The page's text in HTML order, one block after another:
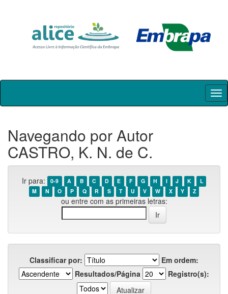
Skip
Navegando por Autor
CASTRO, K. N. de C.
Ir para: 0-9 A B C D E F G H I J K
L
M
N O P Q R S T U V W X Y Z
ou entre com as primeiras letras:
Classificar por:
Em ordem:
Resultados/Página
Registro(s):